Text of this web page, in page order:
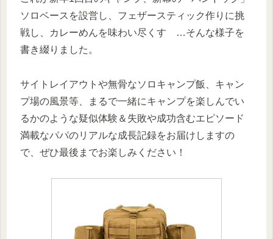
ソロベースを設営し、フェザースティック作りに挑
戦し、カレーめんを味わい尽くす …そんな様子を
書き綴りました。
サイトレイアウトや無骨なソロキャンプ飯、キャン
プ場の風景等、まるで一緒にキャンプを楽しんでい
るかのような疑似体験＆失敗や成功含むエピソード
満載なパパのリアルな成長記録をお届けしますの
で、ぜひ最後までお楽しみください！